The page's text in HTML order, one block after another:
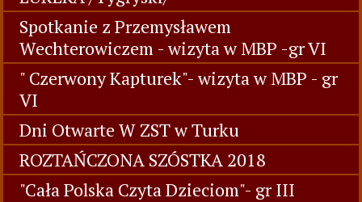
Spotkanie z Przemysławem
Wechterowiczem - wizyta w MBP -gr VI
" Czerwony Kapturek"- wizyta w MBP - gr
VI
Dni Otwarte W ZST w Turku
ROZTAŃCZONA SZÓSTKA 2018
"Cała Polska Czyta Dzieciom"- gr III